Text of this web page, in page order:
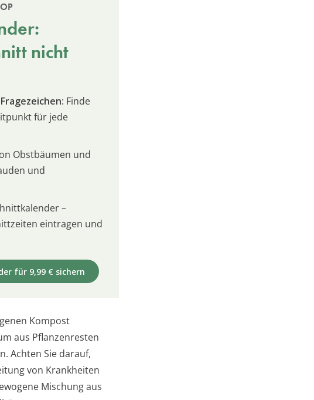
nicht
Finde
für jede
Obstbäumen und
und
–
eintragen und
für 9,99 € sichern
Kompost
aus Pflanzenresten
Achten Sie darauf,
von Krankheiten
Mischung aus